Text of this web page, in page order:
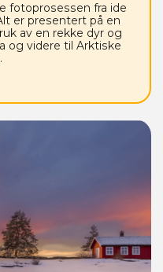
fotoprosessen fra ide
er presentert på en
av en rekke dyr og
og videre til Arktiske